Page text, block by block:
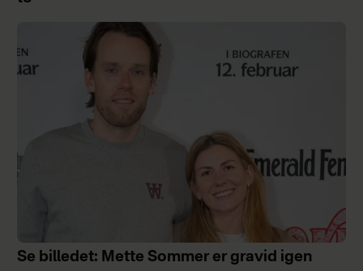
Se billedet: Mette Sommer er gravid igen